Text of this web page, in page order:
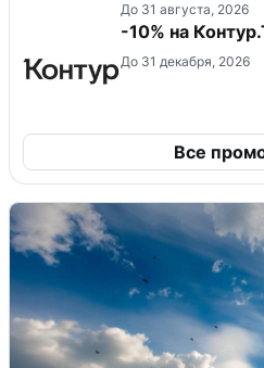
До 31 августа, 2026
-10% на
До 31 декабря, 2026
Все